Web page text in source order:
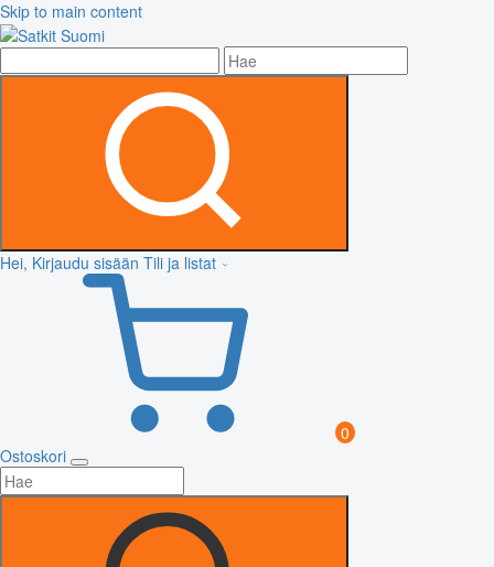
Skip to main content
Hei, Kirjaudu sisään Tili ja listat
0
Ostoskori